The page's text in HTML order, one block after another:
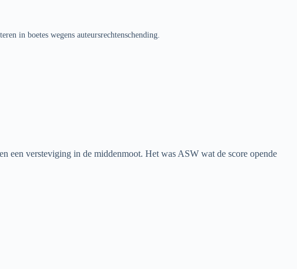
in boetes wegens auteursrechtenschending.
versteviging in de middenmoot. Het was ASW wat de score opende